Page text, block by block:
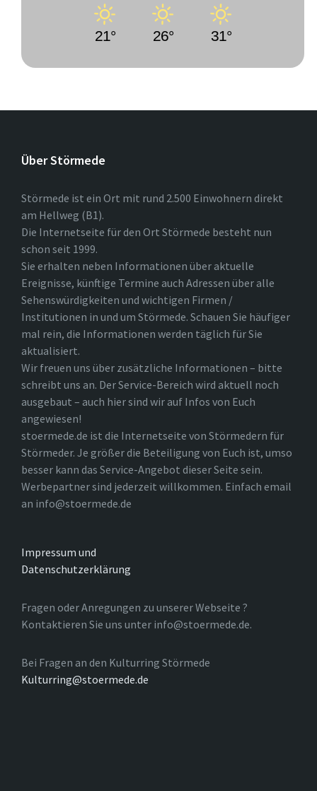
21° 26° 31°
Über Störmede
Störmede ist ein Ort mit rund 2.500 Einwohnern direkt
am Hellweg (B1).
Die Internetseite für den Ort Störmede besteht nun
schon seit 1999.
Sie erhalten neben Informationen über aktuelle
Ereignisse, künftige Termine auch Adressen über alle
Sehenswürdigkeiten und wichtigen Firmen /
Institutionen in und um Störmede. Schauen Sie häufiger
mal rein, die Informationen werden täglich für Sie
aktualisiert.
Wir freuen uns über zusätzliche Informationen – bitte
schreibt uns an. Der Service-Bereich wird aktuell noch
ausgebaut – auch hier sind wir auf Infos von Euch
angewiesen!
stoermede.de ist die Internetseite von Störmedern für
Störmeder. Je größer die Beteiligung von Euch ist, umso
besser kann das Service-Angebot dieser Seite sein.
Werbepartner sind jederzeit willkommen. Einfach email
an info@stoermede.de
Impressum und
Datenschutzerklärung
Fragen oder Anregungen zu unserer Webseite ?
Kontaktieren Sie uns unter info@stoermede.de.
Bei Fragen an den Kulturring Störmede
Kulturring@stoermede.de